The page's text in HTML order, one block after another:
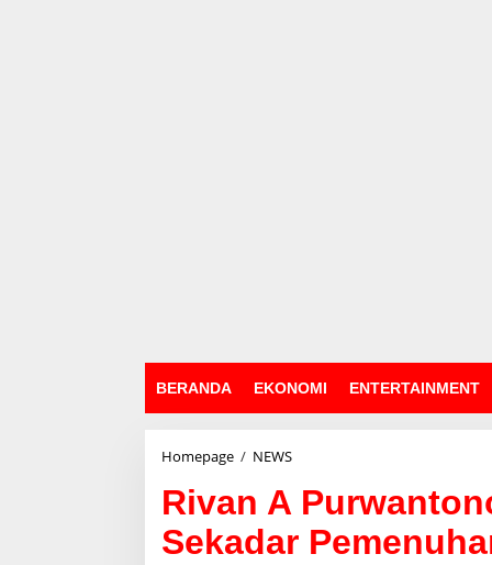
BERANDA EKONOMI ENTERTAINMENT
Homepage / NEWS
n
A
Rivan A
Sekadar